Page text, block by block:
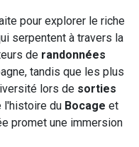
pour explorer le riche
serpentent à travers la
de randonnées
tandis que les plus
lors de sorties
l'histoire du Bocage et
promet une immersion